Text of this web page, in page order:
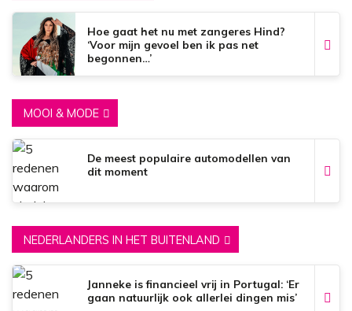
Hoe gaat het nu met zangeres Hind?
‘Voor mijn gevoel ben ik pas net
begonnen…’
MOOI & MODE
De meest populaire automodellen van
dit moment
NEDERLANDERS IN HET BUITENLAND
Janneke is financieel vrij in Portugal: ‘Er
gaan natuurlijk ook allerlei dingen mis’